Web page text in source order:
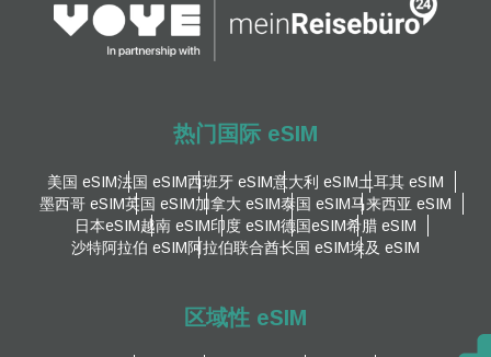
热门国际 eSIM
美国 eSIM法国 eSIM西班牙 eSIM意大利 eSIM土耳其 eSIM
墨西哥 eSIM英国 eSIM加拿大 eSIM泰国 eSIM马来西亚 eSIM
日本eSIM越南 eSIM印度 eSIM德国eSIM希腊 eSIM
沙特阿拉伯 eSIM阿拉伯联合酋长国 eSIM埃及 eSIM
区域性 eSIM